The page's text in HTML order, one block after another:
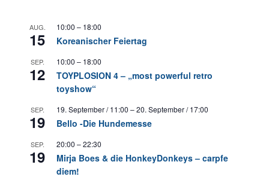
AUG.
15
10:00 – 18:00
Koreanischer Feiertag
SEP.
12
10:00 – 18:00
TOYPLOSION 4 – „most powerful retro
toyshow“
SEP.
19
19. September / 11:00 –20. September / 17:00
Bello -Die Hundemesse
SEP.
19
20:00 –22:30
Mirja Boes & die HonkeyDonkeys – carpfe
diem!